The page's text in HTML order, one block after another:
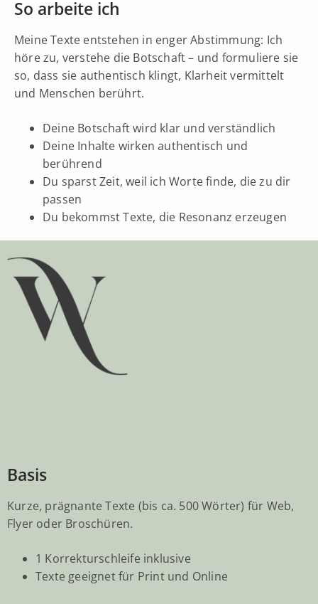
So arbeite ich
Meine Texte entstehen in enger Abstimmung: Ich
höre zu, verstehe die Botschaft – und formuliere sie
so, dass sie authentisch klingt, Klarheit vermittelt
und Menschen berührt.
Deine Botschaft wird klar und verständlich
Deine Inhalte wirken authentisch und
berührend
Du sparst Zeit, weil ich Worte finde, die zu dir
passen
Du bekommst Texte, die Resonanz erzeugen
Basis
Kurze, prägnante Texte (bis ca. 500 Wörter) für Web,
Flyer oder Broschüren.
1 Korrekturschleife inklusive
Texte geeignet für Print und Online